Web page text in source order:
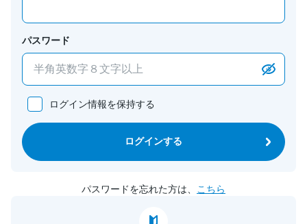
パスワード
ログイン情報を保持する
ログインする
パスワードを忘れた方は、 こちら